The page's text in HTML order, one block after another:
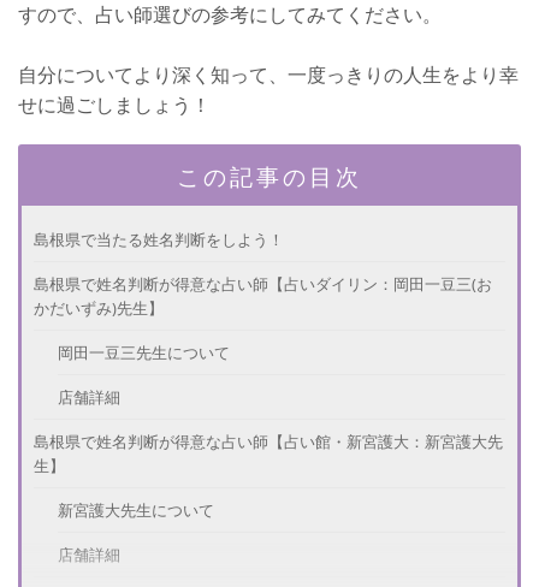
すので、占い師選びの参考にしてみてください。
自分についてより深く知って、一度っきりの人生をより幸
せに過ごしましょう！
この記事の目次
島根県で当たる姓名判断をしよう！
島根県で姓名判断が得意な占い師【占いダイリン：岡田一豆三(お
かだいずみ)先生】
岡田一豆三先生について
店舗詳細
島根県で姓名判断が得意な占い師【占い館・新宮護大：新宮護大先
生】
新宮護大先生について
店舗詳細